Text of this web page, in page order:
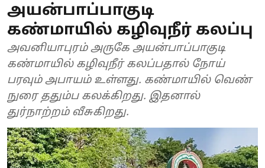
அயன்பாப்பாகுடி
கண்மாயில் கழிவுநீர் கலப்பு
அவனியாபுரம் அருகே அயன்பாப்பாகுடி
கண்மாயில் கழிவுநீர் கலப்பதால் நோய்
பரவும் அபாயம் உள்ளது. கண்மாயில் வெண்
நுரை ததும்ப கலக்கிறது. இதனால்
துர்நாற்றம் வீசுகிறது.